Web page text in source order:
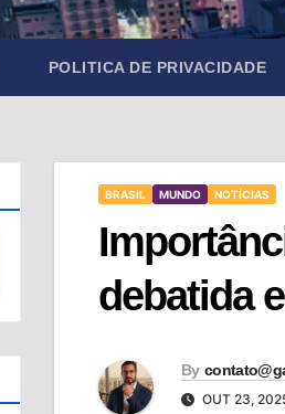
POLITICA DE PRIVACIDADE
BRASIL MUNDO NOTÍCIAS
debatida
By
OUT 23,